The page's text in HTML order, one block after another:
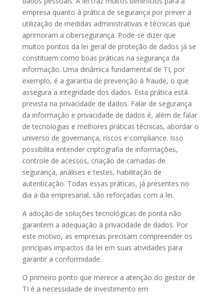
empresa quanto à prática de segurança por prever a
utilização de medidas administrativas e técnicas que
aprimoram a cibersegurança. Pode-se dizer que
muitos pontos da lei geral de proteção de dados já se
constituem como boas práticas na segurança da
informação. Uma dinâmica fundamental de TI, por
exemplo, é a garantia de prevenção à fraude, o que
assegura a integridade dos dados. Esta prática está
prevista na privacidade de dados. Falar de segurança
da informação e privacidade de dados é, além de falar
de tecnologias e melhores práticas técnicas, abordar o
universo de governança, riscos e compliance. Isso
possibilita entender criptografia de informações,
controle de acessos, criação de camadas de
segurança, análises e testes, habilitação de
autenticação. Todas essas práticas, já presentes no
dia a dia empresarial, são reforçadas com a lei.
A adoção de soluções tecnológicas de ponta não
garantem a adequação à privacidade de dados. Por
este motivo, as empresas precisam compreender os
principais impactos da lei em suas atividades para
garantir a conformidade.
O primeiro ponto que merece a atenção do gestor de
TI é a necessidade de investimento em